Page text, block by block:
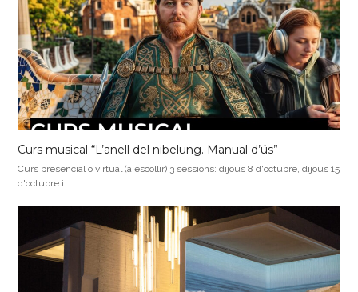
Curs musical “L’anell del nibelung. Manual d’ús”
Curs presencial o virtual (a escollir) 3 sessions: dijous 8 d'octubre, dijous 15
d'octubre i…